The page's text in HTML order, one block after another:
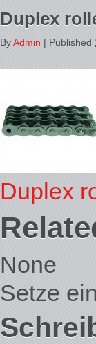
Duplex
ByAdmin | Published
Duplex
None
Setze